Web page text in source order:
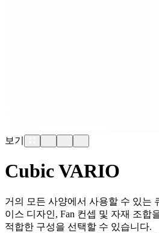
보기
Cubic VARIO
거의 모든 사양에서 사용할 수 있는
이스 디자인, Fan 컨셉 및 자재 조합
적합한 구성을 선택할 수 있습니다.